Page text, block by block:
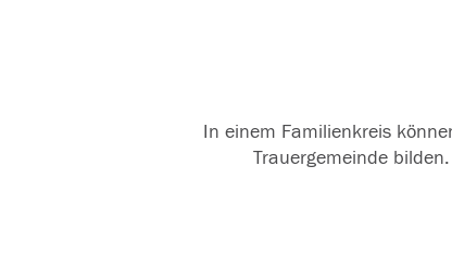
In einem Familienkreis
Trauergemeinde